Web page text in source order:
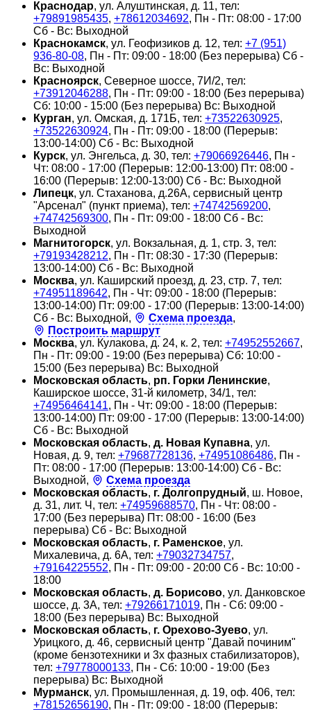
Краснодар, ул. Алуштинская, д. 11, тел:
+79891985435, +78612034692, Пн - Пт: 08:00 - 17:00
Сб - Вс: Выходной
Краснокамск, ул. Геофизиков д. 12, тел: +7 (951)
936-80-08, Пн - Пт: 09:00 - 18:00 (Без перерыва) Сб -
Вс: Выходной
Красноярск, Северное шоссе, 7И/2, тел:
+73912046288, Пн - Пт: 09:00 - 18:00 (Без перерыва)
Сб: 10:00 - 15:00 (Без перерыва) Вс: Выходной
Курган, ул. Омская, д. 171Б, тел: +73522630925,
+73522630924, Пн - Пт: 09:00 - 18:00 (Перерыв:
13:00-14:00) Сб - Вс: Выходной
Курск, ул. Энгельса, д. 30, тел: +79066926446, Пн -
Чт: 08:00 - 17:00 (Перерыв: 12:00-13:00) Пт: 08:00 -
16:00 (Перерыв: 12:00-13:00) Сб - Вс: Выходной
Липецк, ул. Стаханова, д.26А, сервисный центр
"Арсенал" (пункт приема), тел: +74742569200,
+74742569300, Пн - Пт: 09:00 - 18:00 Сб - Вс:
Выходной
Магнитогорск, ул. Вокзальная, д. 1, стр. 3, тел:
+79193428212, Пн - Пт: 08:30 - 17:30 (Перерыв:
13:00-14:00) Сб - Вс: Выходной
Москва, ул. Каширский проезд, д. 23, стр. 7, тел:
+74951189642, Пн - Чт: 09:00 - 18:00 (Перерыв:
13:00-14:00) Пт: 09:00 - 17:00 (Перерыв: 13:00-14:00)
Сб - Вс: Выходной,
Схема проезда,
Построить маршрут
Москва, ул. Кулакова, д. 24, к. 2, тел: +74952552667,
Пн - Пт: 09:00 - 19:00 (Без перерыва) Сб: 10:00 -
15:00 (Без перерыва) Вс: Выходной
Московская область, рп. Горки Ленинские,
Каширское шоссе, 31-й километр, 34/1, тел:
+74956464141, Пн - Чт: 09:00 - 18:00 (Перерыв:
13:00-14:00) Пт: 09:00 - 17:00 (Перерыв: 13:00-14:00)
Сб - Вс: Выходной
Московская область, д. Новая Купавна, ул.
Новая, д. 9, тел: +79687728136, +74951086486, Пн -
Пт: 08:00 - 17:00 (Перерыв: 13:00-14:00) Сб - Вс:
Выходной,
Схема проезда
Московская область, г. Долгопрудный, ш. Новое,
д. 31, лит. Ч, тел: +74959688570, Пн - Чт: 08:00 -
17:00 (Без перерыва) Пт: 08:00 - 16:00 (Без
перерыва) Сб - Вс: Выходной
Московская область, г. Раменское, ул.
Михалевича, д. 6А, тел: +79032734757,
+79164225552, Пн - Пт: 09:00 - 20:00 Сб - Вс: 10:00 -
18:00
Московская область, д. Борисово, ул. Данковское
шоссе, д. 3А, тел: +79266171019, Пн - Сб: 09:00 -
18:00 (Без перерыва) Вс: Выходной
Московская область, г. Орехово-Зуево, ул.
Урицкого, д. 46, сервисный центр "Давай починим"
(кроме бензотехники и 3х фазных стабилизаторов),
тел: +79778000133, Пн - Сб: 10:00 - 19:00 (Без
перерыва) Вс: Выходной
Мурманск, ул. Промышленная, д. 19, оф. 406, тел:
+78152656190, Пн - Пт: 09:00 - 18:00 (Перерыв: